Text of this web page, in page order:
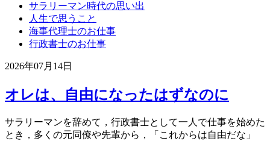
サラリーマン時代の思い出
人生で思うこと
海事代理士のお仕事
行政書士のお仕事
2026年07月14日
オレは、自由になったはずなのに
サラリーマンを辞めて，行政書士として一人で仕事を始めた
とき，多くの元同僚や先輩から，「これからは自由だな」